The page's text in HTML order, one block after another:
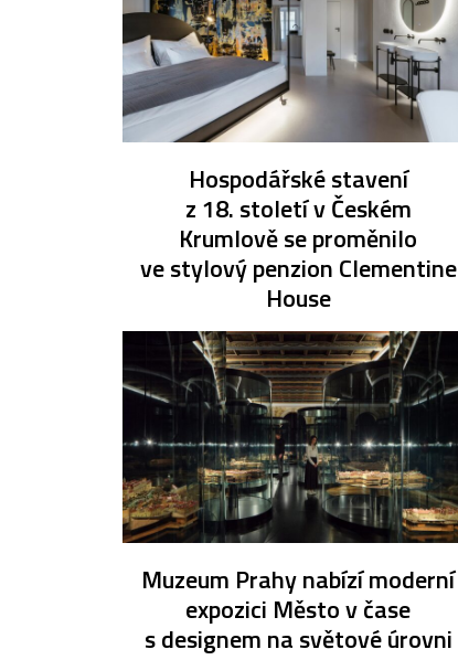
Hospodářské stavení
z 18. století v Českém
Krumlově se proměnilo
ve stylový penzion Clementine
House
Muzeum Prahy nabízí moderní
expozici Město v čase
s designem na světové úrovni